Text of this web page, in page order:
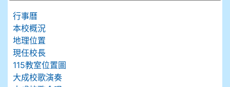
行事曆
本校概況
地理位置
現任校長
115教室位置圖
大成校歌演奏